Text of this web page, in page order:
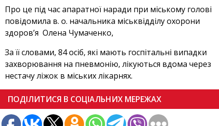
Про це під час апаратної наради при міському голові
повідомила в. о. начальника міськвідділу охорони
здоров’я Олена Чумаченко,
За її словами, 84 осіб, які мають госпітальні випадки
захворювання на пневмонію, лікуються вдома через
нестачу ліжок в міських лікарнях.
ПОДІЛИТИСЯ В СОЦІАЛЬНИХ МЕРЕЖАХ